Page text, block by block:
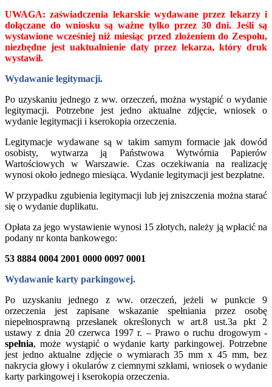
UWAGA: zaświadczenia lekarskie wydawane przez lekarzy i
dołączane do wniosku są ważne tylko przez 30 dni. Jeśli są
wystawione wcześniej niż miesiąc przed złożeniem do Zespołu,
niezbędne jest uaktualnienie daty przez lekarza, który druk
wystawił.
Wydawanie legitymacji.
Po uzyskaniu jednego z ww. orzeczeń, można wystąpić o wydanie
legitymacji. Potrzebne jest jedno aktualne zdjęcie, wniosek o
wydanie legitymacji i kserokopia orzeczenia.
Legitymacje wydawane są w takim samym formacie jak dowód
osobisty, wytwarza ją Państwowa Wytwórnia Papierów
Wartościowych w Warszawie. Czas oczekiwania na realizację
wynosi około jednego miesiąca. Wydanie legitymacji jest bezpłatne.
W przypadku zgubienia legitymacji lub jej zniszczenia można starać
się o wydanie duplikatu.
Opłata za jego wystawienie wynosi 15 złotych, należy ją wpłacić na
podany nr konta bankowego:
53 8884 0004 2001 0000 0097 0001
Wydawanie karty parkingowej.
Po uzyskaniu jednego z ww. orzeczeń, jeżeli w punkcie 9
orzeczenia jest zapisane wskazanie spełniania przez osobę
niepełnosprawną przesłanek określonych w art.8 ust.3a pkt 2
ustawy z dnia 20 czerwca 1997 r. – Prawo o ruchu drogowym -
spełnia, może wystąpić o wydanie karty parkingowej. Potrzebne
jest jedno aktualne zdjęcie o wymiarach 35 mm x 45 mm, bez
nakrycia głowy i okularów z ciemnymi szkłami, wniosek o wydanie
karty parkingowej i kserokopia orzeczenia.